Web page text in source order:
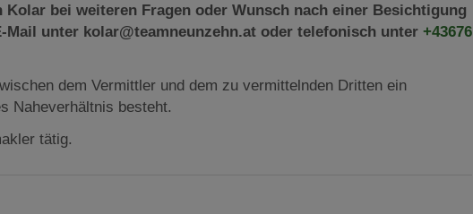
bei weiteren Fragen oder Wunsch nach einer Besichtigung
Mail unter kolar@teamneunzehn.at oder telefonisch unter +43676
dem Vermittler und dem zu vermittelnden Dritten ein
Naheverhältnis besteht.
tätig.